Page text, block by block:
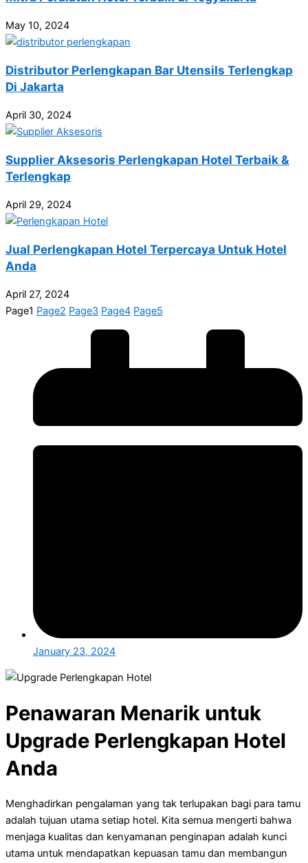
May 10, 2024
Distributor Perlengkapan Bar Utensils Terlengkap
Di Jakarta
April 30, 2024
Supplier Aksesoris Perlengkapan Hotel Terbaik &
Terlengkap
April 29, 2024
Jual Perlengkapan Hotel Terpercaya Untuk Hotel
Anda
April 27, 2024
Page1 Page2 Page3 Page4 Page5
January 23, 2024
Penawaran Menarik untuk
Upgrade Perlengkapan Hotel
Anda
Menghadirkan pengalaman yang tak terlupakan bagi para tamu
adalah tujuan utama setiap hotel. Kita semua mengerti bahwa
menjaga kualitas dan kenyamanan penginapan adalah kunci
utama untuk mendapatkan kepuasan tamu dan membangun